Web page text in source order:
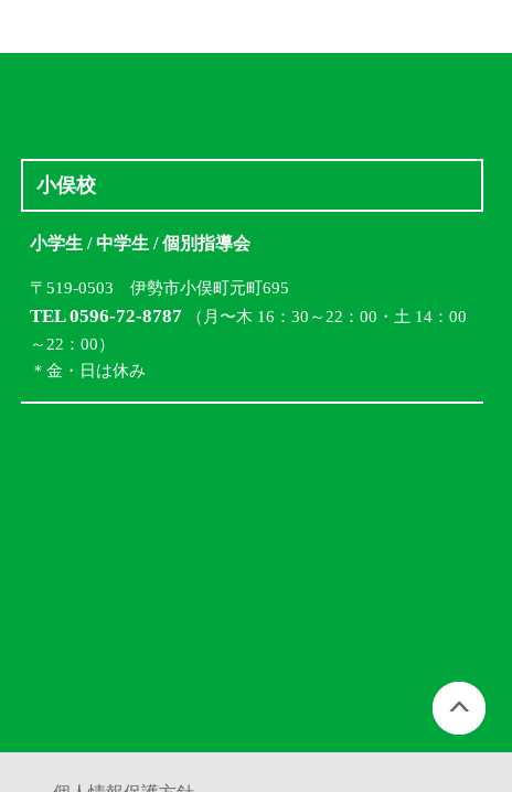
小俣校
小学生 / 中学生 / 個別指導会
〒519-0503 伊勢市小俣町元町695
TEL 0596-72-8787 （月〜木 16：30～22：00・土 14：00
～22：00）
＊金・日は休み